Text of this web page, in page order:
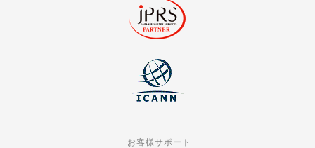
お客様サポート